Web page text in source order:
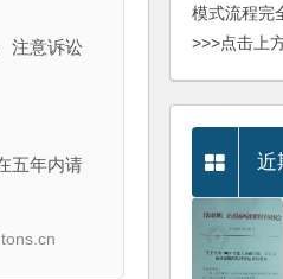
注意诉讼
五年内请
模式流程完
>>>点击上
近